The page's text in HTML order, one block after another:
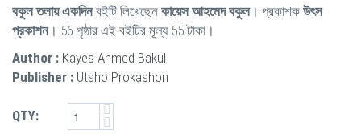
বকুল তলায় একদিনবইটি লিখেছেন কায়েস আহমেদ বকুল। প্রকাশক উৎস
প্রকাশন। 56 পৃষ্ঠার এই বইটির মূল্য 55 টাকা।
Author : Kayes Ahmed Bakul
Publisher : Utsho Prokashon
QTY: